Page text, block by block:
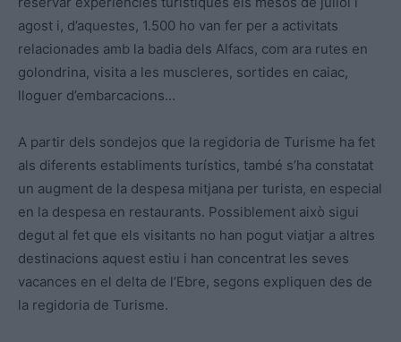
agost i, d’aquestes, 1.500 ho van fer per a activitats
relacionades amb la badia dels Alfacs, com ara rutes en
golondrina, visita a les muscleres, sortides en caiac,
lloguer d’embarcacions…
A partir dels sondejos que la regidoria de Turisme ha fet
als diferents establiments turístics, també s’ha constatat
un augment de la despesa mitjana per turista, en especial
en la despesa en restaurants. Possiblement això sigui
degut al fet que els visitants no han pogut viatjar a altres
destinacions aquest estiu i han concentrat les seves
vacances en el delta de l’Ebre, segons expliquen des de
la regidoria de Turisme.